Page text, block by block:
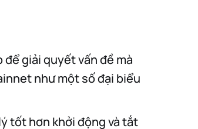
giải quyết vấn đề mà
như một số đại biểu
tốt hơn khởi động và tắt